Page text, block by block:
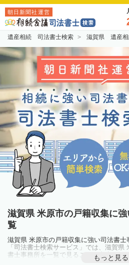
朝日新聞社運営
遺産相続 司法書士検索 滋賀県 遺産
滋賀県 米原市の戸籍収集に
覧
滋賀県 米原市の戸籍収集に強い司法書
「司法書士検索サービス」では、滋賀
書士事務所を一覧で見ることが出来ます
えている方は一度近隣の司法書士に相談
もっと見る